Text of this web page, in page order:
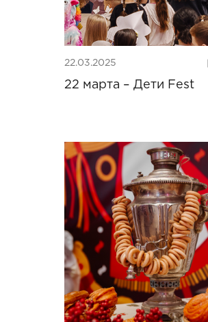
22.03.2025
22 марта – Дети Fest